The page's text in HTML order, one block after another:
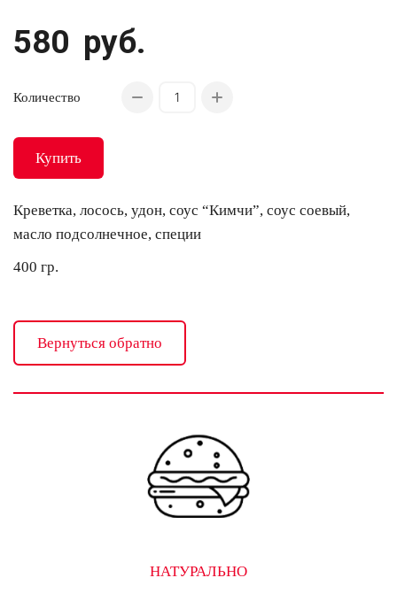
580 руб.
Количество
Купить
Креветка, лосось, удон, соус “Кимчи”, соус соевый,
масло подсолнечное, специи
400 гр.
Вернуться обратно
НАТУРАЛЬНО